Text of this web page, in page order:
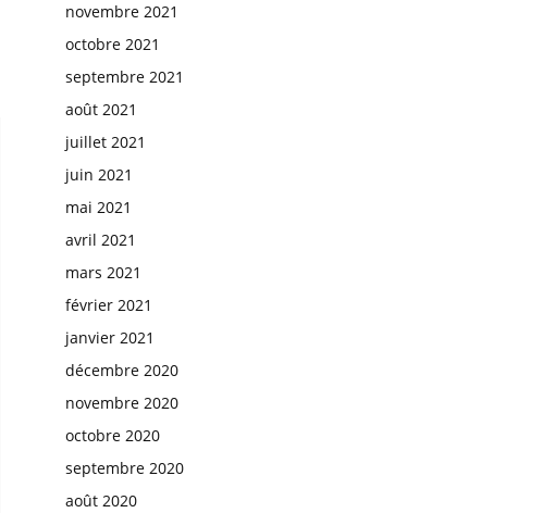
novembre 2021
octobre 2021
septembre 2021
août 2021
juillet 2021
juin 2021
mai 2021
avril 2021
mars 2021
février 2021
janvier 2021
décembre 2020
novembre 2020
octobre 2020
septembre 2020
août 2020